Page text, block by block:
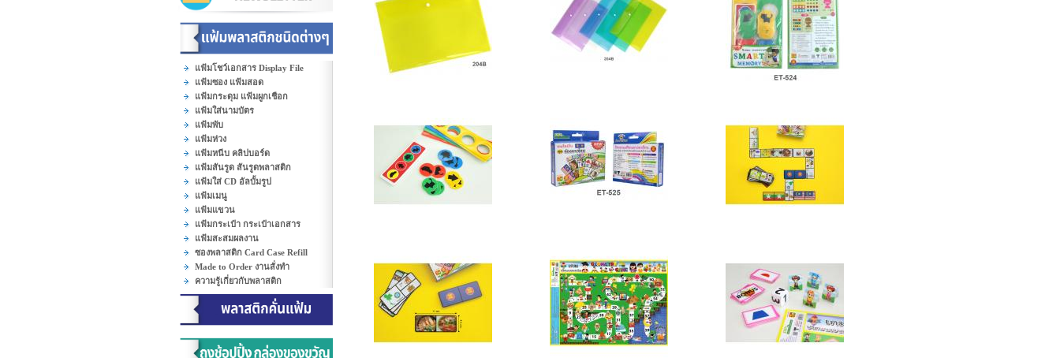
แฟ้มโชว์เอกสาร Display File
แฟ้มซอง แฟ้มสอด
แฟ้มกระดุม แฟ้มผูกเชือก
แฟ้มใส่นามบัตร
แฟ้มพับ
แฟ้มห่วง
แฟ้มหนีบ คลิปบอร์ด
แฟ้มสันรูด สันรูดพลาสติก
แฟ้มใส่ CD อัลบั้มรูป
แฟ้มเมนู
แฟ้มแขวน
แฟ้มกระเป๋า กระเป๋าเอกสาร
แฟ้มสะสมผลงาน
ซองพลาสติก Card Case Refill
Made to Order งานสั่งทำ
ความรู้เกี่ยวกับพลาสติก